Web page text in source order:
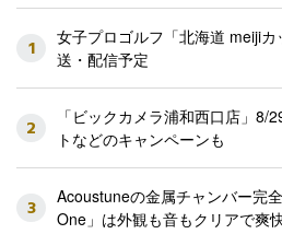
1
女子プロゴルフ「北海道 meiji
送・配信予定
2
「ビックカメラ浦和西口店」
トなどのキャンペーンも
3
Acoustuneの金属チャンバー完
One」は外観も音もクリアで爽